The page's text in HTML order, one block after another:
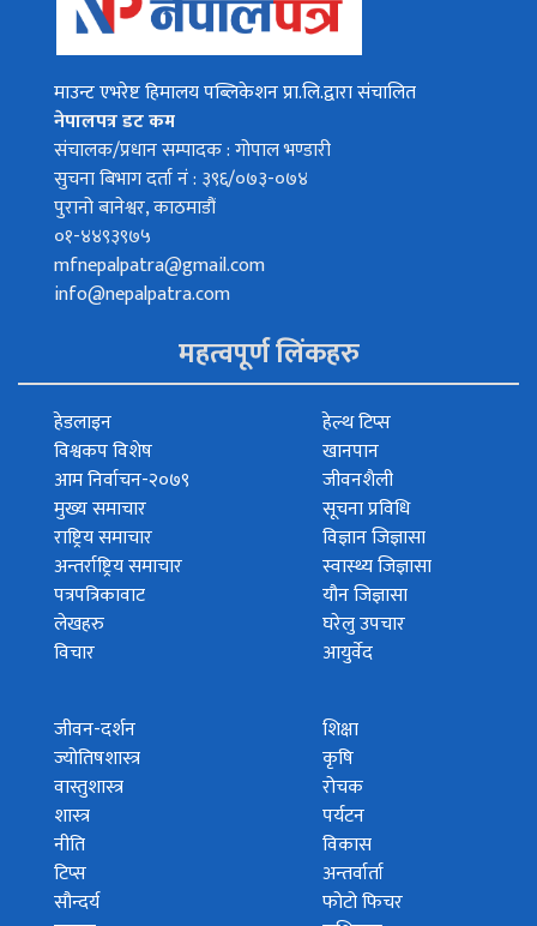
माउन्ट एभरेष्ट हिमालय पब्लिकेशन प्रा.लि.द्वारा संचालित
नेपालपत्र डट कम
संचालक/प्रधान सम्पादक : गोपाल भण्डारी
सुचना बिभाग दर्ता नं : ३९६/०७३-०७४
पुरानो बानेश्वर, काठमाडौं
०१-४४९३९७५
mfnepalpatra@gmail.com
info@nepalpatra.com
महत्वपूर्ण लिंकहरु
हेडलाइन
विश्वकप विशेष
आम निर्वाचन-२०७९
मुख्य समाचार
राष्ट्रिय समाचार
अन्तर्राष्ट्रिय समाचार
पत्रपत्रिकावाट
लेखहरु
विचार
हेल्थ टिप्स
खानपान
जीवनशैली
सूचना प्रविधि
विज्ञान जिज्ञासा
स्वास्थ्य जिज्ञासा
यौन जिज्ञासा
घरेलु उपचार
आयुर्वेद
जीवन-दर्शन
ज्योतिषशास्त्र
वास्तुशास्त्र
शास्त्र
नीति
टिप्स
सौन्दर्य
शिक्षा
कृषि
रोचक
पर्यटन
विकास
अन्तर्वार्ता
फोटो फिचर